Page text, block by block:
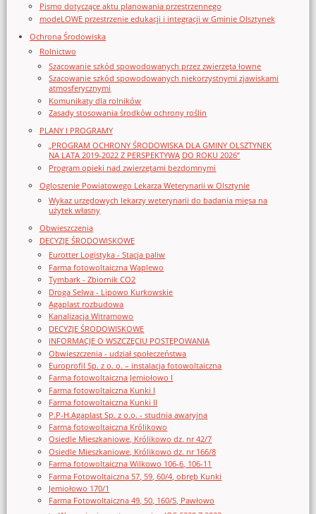
Pismo dotyczące aktu planowania przestrzennego
modeLOWE przestrzenie edukacji i integracji w Gminie Olsztynek
Ochrona Środowiska
Rolnictwo
Szacowanie szkód spowodowanych przez zwierzęta łowne
Szacowanie szkód spowodowanych niekorzystnymi zjawiskami
atmosferycznymi
Komunikaty dla rolników
Zasady stosowania środków ochrony roślin
PLANY I PROGRAMY
„PROGRAM OCHRONY ŚRODOWISKA DLA GMINY OLSZTYNEK
NA LATA 2019-2022 Z PERSPEKTYWĄ DO ROKU 2026”
Program opieki nad zwierzętami bezdomnymi
Ogloszenie Powiatowego Lekarza Weterynarii w Olsztynie
Wykaz urzędowych lekarzy weterynarii do badania mięsa na
użytek własny
Obwieszczenia
DECYZJE ŚRODOWISKOWE
Eurotter Logistyka - Stacja paliw
Farma fotowoltaiczna Waplewo
Tymbark - Zbiornik CO2
Droga Selwa - Lipowo Kurkowskie
Agaplast rozbudowa
Kanalizacja Witramowo
DECYZJE ŚRODOWISKOWE
INFORMACJE O WSZCZĘCIU POSTĘPOWANIA
Obwieszczenia - udział społeczeństwa
Europrofil Sp. z o. o. – instalacja fotowoltaiczna
Farma fotowoltaiczna Jemiołowo I
Farma fotowoltaiczna Kunki I
Farma fotowoltaiczna Kunki II
P.P-H.Agaplast Sp. z o.o. - studnia awaryjna
Farma fotowoltaiczna Królikowo
Osiedle Mieszkaniowe, Królikowo dz. nr 42/7
Osiedle Mieszkaniowe, Królikowo dz. nr 166/8
Farma fotowoltaiczna Wilkowo 106-6, 106-11
Farma Fotowoltaiczna 57, 59, 60/4, obręb Kunki
Jemiołowo 170/1
Farma Fotowoltaiczna 49, 50, 160/5, Pawłowo